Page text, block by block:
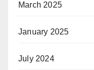
March 2025
January 2025
July 2024